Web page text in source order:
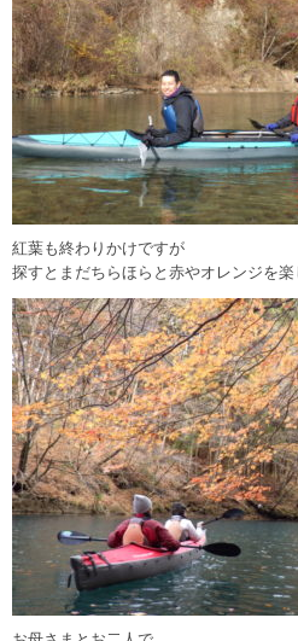
紅葉も終わりかけですが
探すとまだちらほらと赤やオレンジを楽